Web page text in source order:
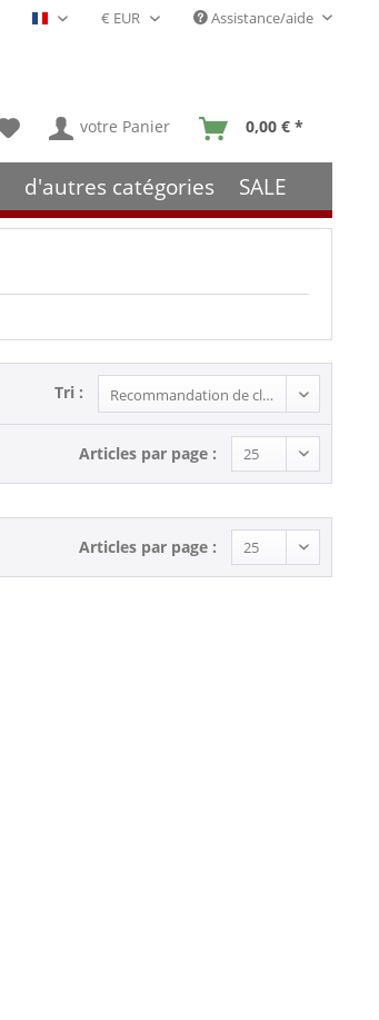
Français- FR Assistance/aide
votre Panier 0,00 € *
d'autres catégories SALE
Tri :
Articles par page :
Articles par page :